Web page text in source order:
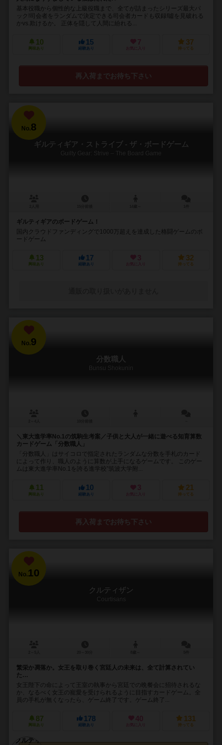
基本役職から個性的な上級役職まで、全てが詰まったシリーズ最大パ
ック!司会者をランダムで決定できる司会者カードも収録!噓を見破れる
かvs.欺けるか。 正体を隠して人間に紛れる...
10
興味あり
15
経験あり
7
お気に入り
37
持ってる
再入荷までお待ち下さい
No.8
ギルティギア・ストライブ - ザ・ボードゲーム
Guilty Gear: Strive – The Board Game
ギルティギアのボードゲーム！
国内クラウドファンディングで1000万超えを達成した格闘ゲームのボ
ードゲーム
13
興味あり
17
経験あり
3
お気に入り
32
持ってる
No.9
分数職人
Bunsu Shokunin
＼東大進学率No.1の筑駒生考案／子供と大人が一緒に遊べる知育算数
カードゲーム「分数職人」
「分数職人」はサイコロで指定されたランダムな分数を手札のカード
によって作り、職人のように算数が上手になるゲームです。 このゲー
ムは東大進学率No.1を誇る進学校”筑波大学附...
11
興味あり
10
経験あり
3
お気に入り
21
持ってる
再入荷までお待ち下さい
No. 10
クルティザン
Courtisans
繁栄か凋落か。女王を取り巻く宮廷人の未来は、全て計算されてい
た…
女王陛下の命によって王室の執事から宮廷での晩餐会に招待されるな
か、なるべく女王の寵愛を受けられるように目指すカードゲーム。全
員の手札が無くなったら、ゲーム終了です。ゲーム終了...
87
興味あり
178
経験あり
40
お気に入り
131
持ってる